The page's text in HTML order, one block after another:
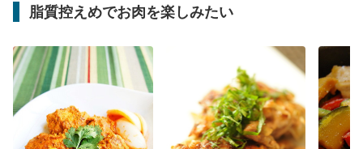
脂質控えめでお肉を楽しみたい